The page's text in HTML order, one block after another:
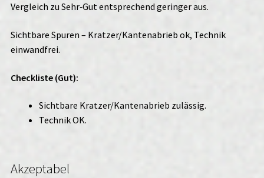
Vergleich zu Sehr‑Gut entsprechend geringer aus.
Sichtbare Spuren – Kratzer/Kantenabrieb ok, Technik
einwandfrei.
Checkliste (Gut):
Sichtbare Kratzer/Kantenabrieb zulässig.
Technik OK.
Akzeptabel